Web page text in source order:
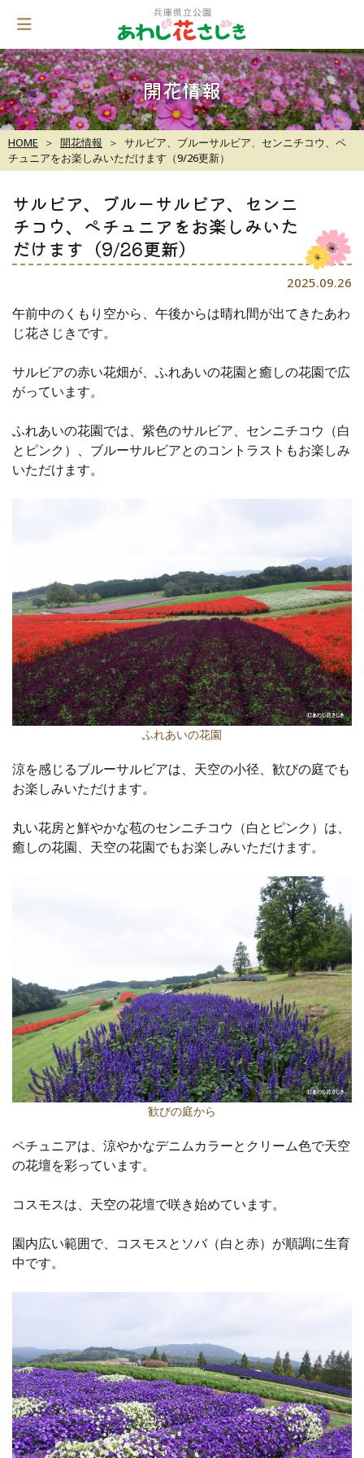
content
開花情報
HOME 開花情報
サルビア、ブルーサルビア、センニチコウ、ペ
チュニアをお楽しみいただけます（9/26更新）
サルビア、ブルーサルビア、センニ
チコウ、ペチュニアをお楽しみいた
だけます（9/26更新）
2025.09.26
午前中のくもり空から、午後からは晴れ間が出てきたあわ
じ花さじきです。
サルビアの赤い花畑が、ふれあいの花園と癒しの花園で広
がっています。
ふれあいの花園では、紫色のサルビア、センニチコウ（白
とピンク）、ブルーサルビアとのコントラストもお楽しみ
いただけます。
ふれあいの花園
涼を感じるブルーサルビアは、天空の小径、歓びの庭でも
お楽しみいただけます。
丸い花房と鮮やかな苞のセンニチコウ（白とピンク）は、
癒しの花園、天空の花園でもお楽しみいただけます。
歓びの庭から
ペチュニアは、涼やかなデニムカラーとクリーム色で天空
の花壇を彩っています。
コスモスは、天空の花壇で咲き始めています。
園内広い範囲で、コスモスとソバ（白と赤）が順調に生育
中です。